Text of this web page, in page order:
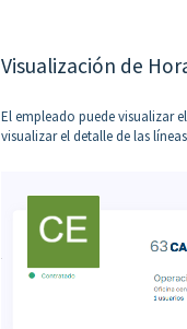
Visualización de
El empleado puede visualizar
visualizar el detalle de las